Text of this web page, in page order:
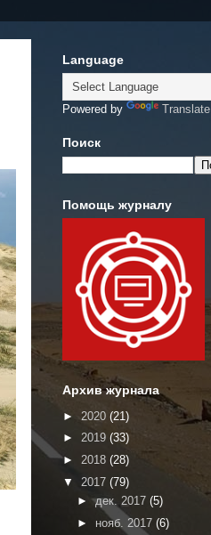
Language
Powered by Translate
Поиск
Помощь журналу
Архив журнала
► 2020 (21)
► 2019 (33)
► 2018 (28)
▼ 2017 (79)
►дек. 2017 (5)
► нояб. 2017 (6)